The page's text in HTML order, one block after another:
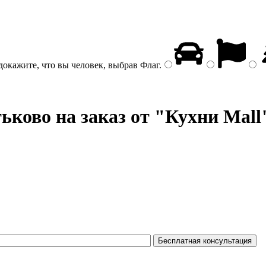
что вы человек, выбрав Флаг.
на заказ от "Кухни